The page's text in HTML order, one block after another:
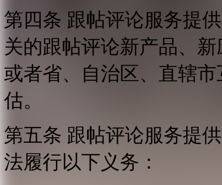
第四条 跟帖评论服务提
关的跟帖评论新产品、
或者省、自治区、直辖
估。
第五条 跟帖评论服务提
法履行以下义务：